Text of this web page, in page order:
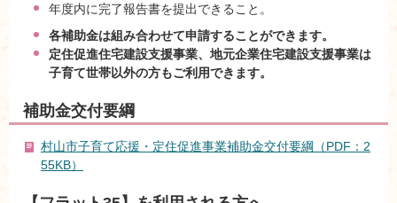
年度内に完了報告書を提出できること。
各補助金は組み合わせて申請することができます。
定住促進住宅建設支援事業、地元企業住宅建設支援事業は
子育て世帯以外の方もご利用できます。
補助金交付要綱
村山市子育て応援・定住促進事業補助金交付要綱（PDF：2
55KB）